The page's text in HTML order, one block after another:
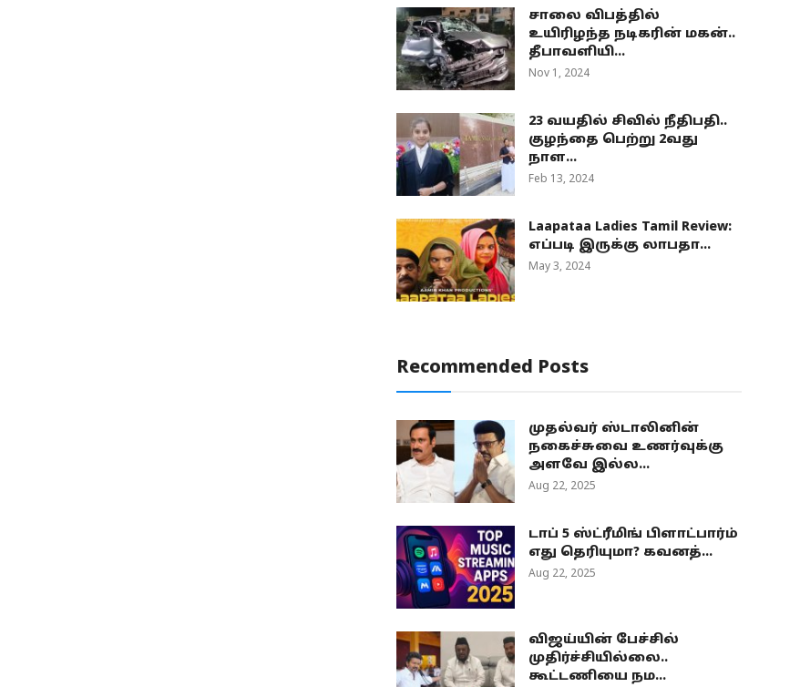
சாலை விபத்தில்
உயிரிழந்த நடிகரின் மகன்..
தீபாவளியி...
Nov 1, 2024
23 வயதில் சிவில் நீதிபதி..
குழந்தை பெற்று 2வது
நாள...
Feb 13, 2024
Laapataa Ladies Tamil Review:
எப்படி இருக்கு லாபதா...
May 3, 2024
Recommended Posts
முதல்வர் ஸ்டாலினின்
நகைச்சுவை உணர்வுக்கு
அளவே இல்ல...
Aug 22, 2025
டாப் 5 ஸ்ட்ரீமிங் பிளாட்பார்ம்
எது தெரியுமா? கவனத்...
Aug 22, 2025
விஜய்யின் பேச்சில்
முதிர்ச்சியில்லை..
கூட்டணியை நம...